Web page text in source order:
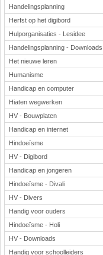
Handelingsplanning
Herfst op het digibord
Hulporganisaties - Lesidee
Handelingsplanning - Downloads
Het nieuwe leren
Humanisme
Handicap en computer
Hiaten wegwerken
HV - Bouwplaten
Handicap en internet
Hindoeïsme
HV - Digibord
Handicap en jongeren
Hindoeïsme - Divali
HV - Divers
Handig voor ouders
Hindoeïsme - Holi
HV - Downloads
Handig voor schoolleiders